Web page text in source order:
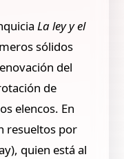
La ley y el
sólidos
del
de
elencos. En
resueltos por
quien está al